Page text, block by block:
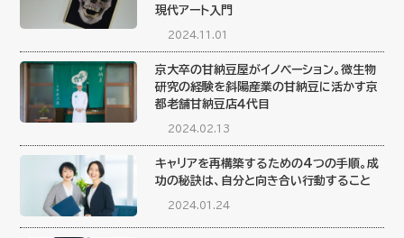
現代アート入門
2024.11.01
京大卒の甘納豆屋がイノベーション。微生物
研究の経験を斜陽産業の甘納豆に活かす京
都老舗甘納豆店４代目
2024.02.13
キャリアを再構築するための4つの手順。成
功の秘訣は、自分と向き合い行動すること
2024.01.24